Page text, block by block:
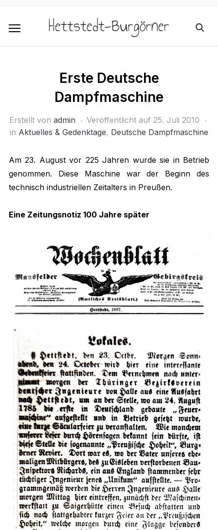
Hettstedt-Burgörner
Erste Deutsche
Dampfmaschine
Erstellt von admin Veröffentlicht auf 25. Juli 2010
in Aktuelles & Gedenktage, Deutsche Dampfmaschine
Am 23. August vor 225 Jahren wurde sie in Betrieb
genommen. Diese Maschine war der Beginn des
technisch industriellen Zeitalters in Preußen.
Eine Zeitungsnotiz 100 Jahre später